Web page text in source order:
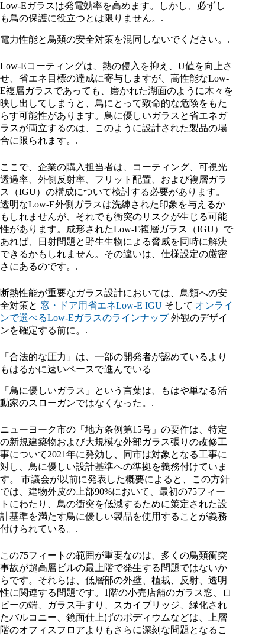
Low-Eガラスは発電効率を高めます。しかし、必ずし
も鳥の保護に役立つとは限りません。.
電力性能と鳥類の安全対策を混同しないでください。.
Low-Eコーティングは、熱の侵入を抑え、U値を向上さ
せ、省エネ目標の達成に寄与しますが、高性能なLow-
E複層ガラスであっても、磨かれた湖面のように木々を
映し出してしまうと、鳥にとって致命的な危険をもた
らす可能性があります。鳥に優しいガラスと省エネガ
ラスが両立するのは、このように設計された製品の場
合に限られます。.
ここで、企業の購入担当者は、コーティング、可視光
透過率、外側反射率、フリット配置、および複層ガラ
ス（IGU）の構成について検討する必要があります。
透明なLow-E外側ガラスは洗練された印象を与えるか
もしれませんが、それでも衝突のリスクが生じる可能
性があります。成形されたLow-E複層ガラス（IGU）で
あれば、日射問題と野生生物による脅威を同時に解決
できるかもしれません。その違いは、仕様設定の厳密
さにあるのです。.
断熱性能が重要なガラス設計においては、鳥類への安
全対策と 窓・ドア用省エネLow-E IGU そして オンライ
ンで選べるLow-Eガラスのラインナップ外観のデザイ
ンを確定する前に。.
「合法的な圧力」は、一部の開発者が認めているより
もはるかに速いペースで進んでいる
「鳥に優しいガラス」という言葉は、もはや単なる活
動家のスローガンではなくなった。.
ニューヨーク市の「地方条例第15号」の要件は、特定
の新規建築物および大規模な外部ガラス張りの改修工
事について2021年に発効し、同市は対象となる工事に
対し、鳥に優しい設計基準への準拠を義務付けていま
す。 市議会が以前に発表した概要によると、この方針
では、建物外皮の上部90%において、最初の75フィー
トにわたり、鳥の衝突を低減するために策定された設
計基準を満たす鳥に優しい製品を使用することが義務
付けられている。.
この75フィートの範囲が重要なのは、多くの鳥類衝突
事故が超高層ビルの最上階で発生する問題ではないか
らです。それらは、低層部の外壁、植栽、反射、透明
性に関連する問題です。1階の小売店舗のガラス窓、ロ
ビーの端、ガラス手すり、スカイブリッジ、緑化され
たバルコニー、鏡面仕上げのポディウムなどは、上層
階のオフィスフロアよりもさらに深刻な問題となるこ